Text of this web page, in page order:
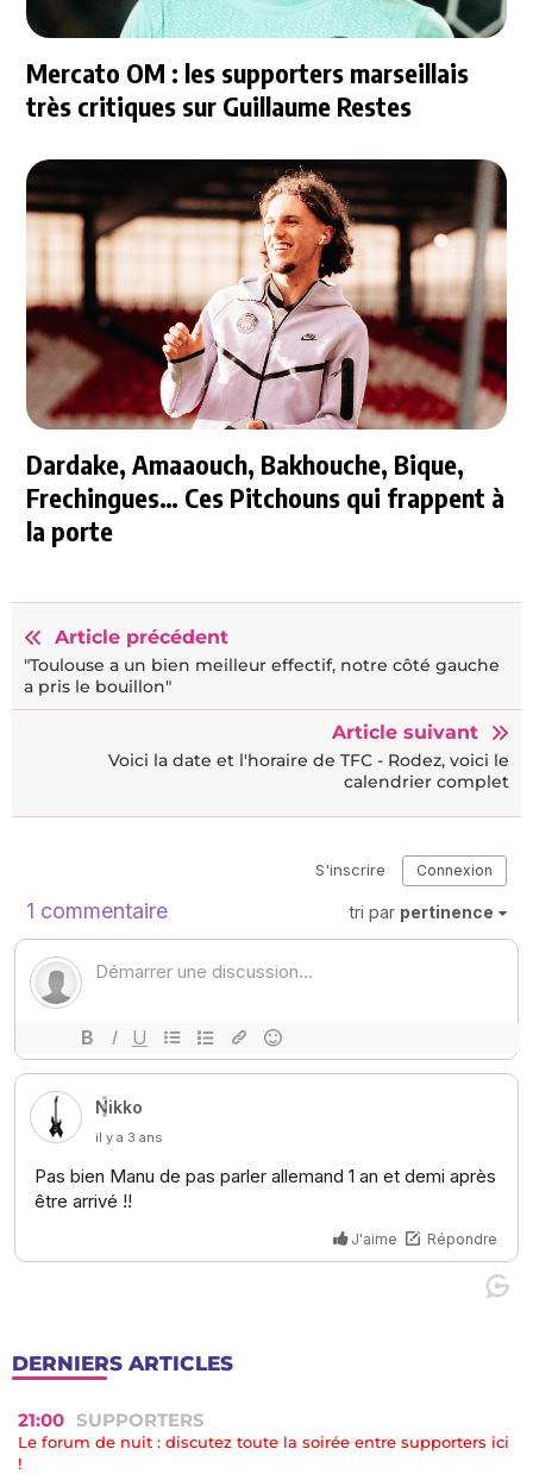
Mercato OM : les supporters marseillais
très critiques sur Guillaume Restes
Dardake, Amaaouch, Bakhouche, Bique,
Frechingues… Ces Pitchouns qui frappent à
la porte
Article précédent
"Toulouse a un bien meilleur effectif, notre côté gauche
a pris le bouillon"
Article suivant
Voici la date et l'horaire de TFC - Rodez, voici le
calendrier complet
DERNIERS ARTICLES
21:00 SUPPORTERS
Le forum de nuit : discutez toute la soirée entre supporters ici
!